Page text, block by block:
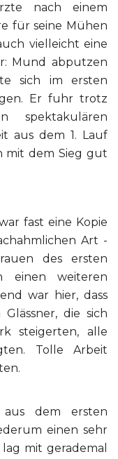
nach einem
für seine Mühen
vielleicht eine
Mund abputzen
sich im ersten
Er fuhr trotz
spektakulären
aus dem 1. Lauf
mit dem Sieg gut
fast eine Kopie
Art -
des ersten
einen weiteren
war hier, dass
die sich
steigerten, alle
Tolle Arbeit
dem ersten
einen sehr
mit gerademal